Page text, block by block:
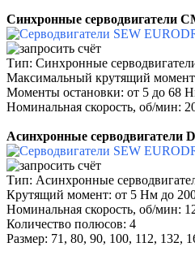
Синхронные серводвигатели
Тип: Синхронные
Максимальный крутящий
Моменты остановки: от 5 до 68
Номинальная скорость, об/мин:
Асинхронные серводвигатели
Тип: Асинхронные
Крутящий момент: от 5 Нм до
Номинальная скорость, об/мин:
Количество полюсов: 4
Размер: 71, 80, 90, 100, 112, 132,